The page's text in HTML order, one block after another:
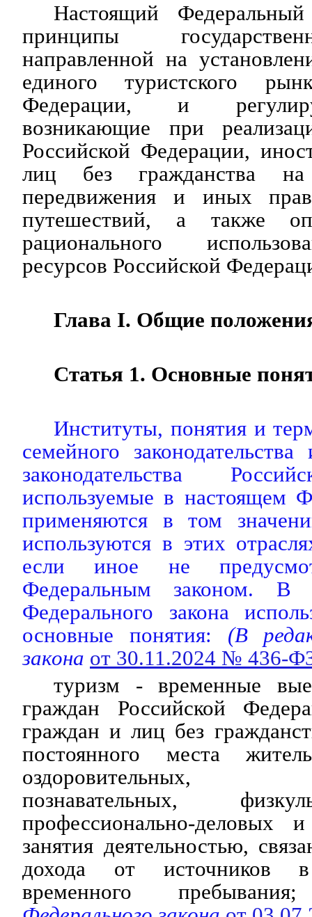
Настоящий Федеральный
принципы
направленной на
единого туристского
Федерации, и
возникающие при
Российской Федерации,
лиц без гражданства
передвижения и иных
путешествий, а также
рационального
ресурсов Российской
Глава I. Общие
Статья 1. Основные
Институты, понятия и
семейного
законодательства
используемые в настоящем
применяются в том
используются в этих
если иное не
Федеральным законом. В
Федерального закона
основные понятия: (В
закона от 30.11.2024 № 436-
туризм - временные
граждан Российской
граждан и лиц без
постоянного места
оздоровительных,
познавательных,
профессионально-
занятия деятельностью,
дохода от источников
временного пребывания;